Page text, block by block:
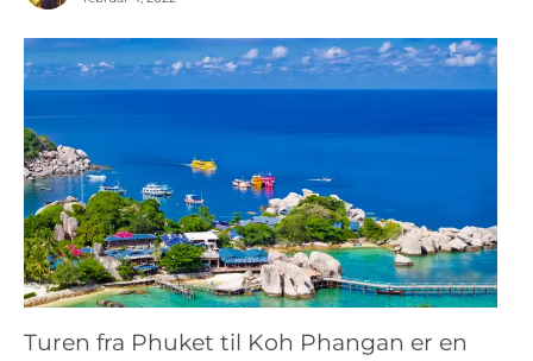
Turen fra Phuket til Koh Phangan er en